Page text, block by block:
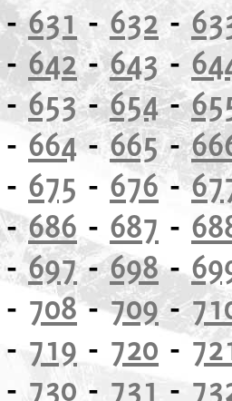
631 - 632 -
642-643-
-653-654-
- 664-665-
- 675 - 676-
686 - 687 -
697-698-
- 708-709-
- 719 - 720 -
- 730 - 731 -